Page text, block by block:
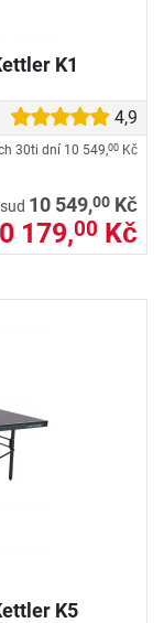
K1
4,9
30ti dní 10 549,00 Kč
10 549,00 Kč
179,00 Kč
K5